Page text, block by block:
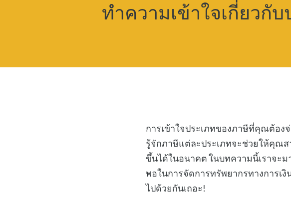
ทำความเข้าใจเกี่ยวกั
การเข้าใจประเภทของภาษีที่คุณต้อง
รู้จักภาษีแต่ละประเภทจะช่วยให้คุณส
ขึ้นได้ในอนาคต ในบทความนี้เราจะ
พอในการจัดการทรัพยากรทางการเ
ไปด้วยกันเถอะ!